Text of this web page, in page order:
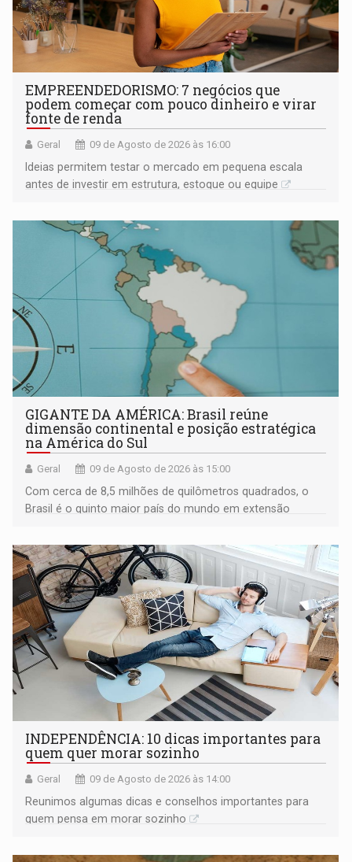
EMPREENDEDORISMO: 7 negócios que
podem começar com pouco dinheiro e virar
fonte de renda
Geral 09 de Agosto de 2026 às 16:00
Ideias permitem testar o mercado em pequena escala
antes de investir em estrutura, estoque ou equipe
GIGANTE DA AMÉRICA: Brasil reúne
dimensão continental e posição estratégica
na América do Sul
Geral 09 de Agosto de 2026 às 15:00
Com cerca de 8,5 milhões de quilômetros quadrados, o
Brasil é o quinto maior país do mundo em extensão
INDEPENDÊNCIA: 10 dicas importantes para
quem quer morar sozinho
Geral 09 de Agosto de 2026 às 14:00
Reunimos algumas dicas e conselhos importantes para
quem pensa em morar sozinho